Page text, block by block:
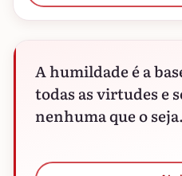
A humildade é a
todas as virtudes e
nenhuma que o seja.